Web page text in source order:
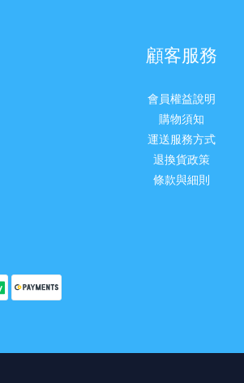
顧客服務
會員權益說明
購物須知
運送服務方式
退換貨政策
條款與細則